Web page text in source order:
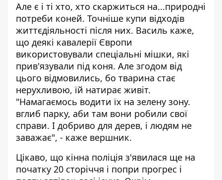
Але є і ті хто, хто скаржиться на...природні
потреби коней. Точніше купи відходів
життєдіяльності після них. Василь каже,
що деякі кавалерії Європи
використовували спеціальні мішки, які
прив'язували під коня. Але згодом від
цього відмовились, бо тварина стає
нерухливою, їй натирає живіт.
"Намагаємось водити їх на зелену зону.
вглиб парку, аби там вони робили свої
справи. І добриво для дерев, і людям не
заважає", - каже вершник.
Цікаво, що кінна поліція з'явилася ще на
початку 20 сторіччя і попри прогрес і